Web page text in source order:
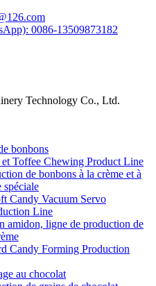
0086-13509873182
Technology Co., Ltd.
bonbons
Toffee Chewing Product Line
de bonbons à la crème et à
spéciale
Candy Vacuum Servo
Line
amidon, ligne de production de
Candy Forming Production
au chocolat